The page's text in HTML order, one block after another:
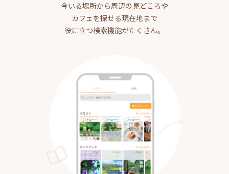
今いる場所から周辺の見どころや
カフェを探せる現在地まで
役に立つ検索機能がたくさん。